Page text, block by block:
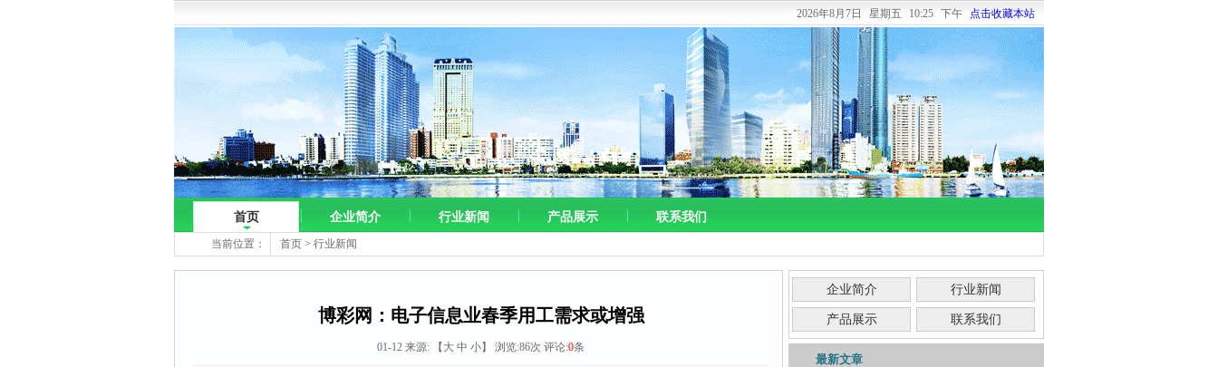
2026年8月7日 星期五 10:25 下午 点击收藏本站
首页 企业简介 行业新闻 产品展示 联系我们
当前位置： 首页 > 行业新闻
博彩网：电子信息业春季用工需求或增强
01-12 来源: 【 大 中 小】 浏览:86次 评论:0条
企业简介 行业新闻
产品展示 联系我们
最新文章